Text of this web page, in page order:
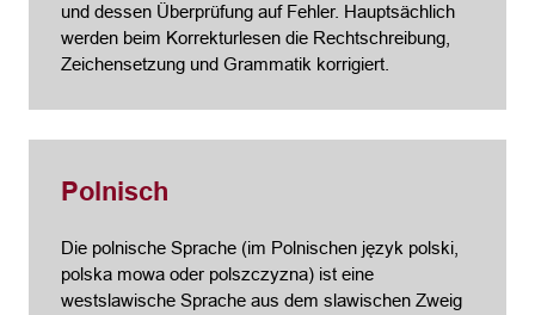
und dessen Überprüfung auf Fehler. Hauptsächlich
werden beim Korrekturlesen die Rechtschreibung,
Zeichensetzung und Grammatik korrigiert.
Polnisch
Die polnische Sprache (im Polnischen język polski,
polska mowa oder polszczyzna) ist eine
westslawische Sprache aus dem slawischen Zweig